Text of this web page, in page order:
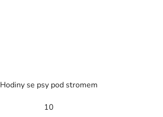
Hodiny se psy pod stromem
10